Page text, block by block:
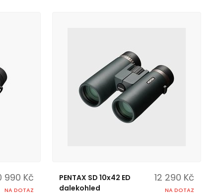
990 Kč
NA DOTAZ
PENTAX SD 10x42 ED
dalekohled
12 290 Kč
NA DOTAZ